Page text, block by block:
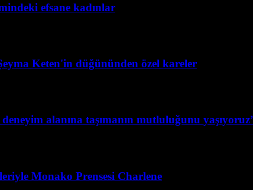
efsane kadınlar
Keten'in düğününden özel kareler
alanına taşımanın mutluluğunu
Monako Prensesi Charlene